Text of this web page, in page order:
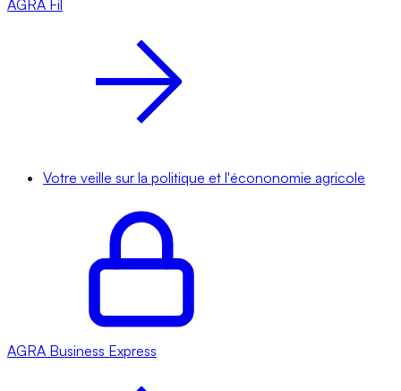
AGRA Fil
Votre veille sur la politique et l'écononomie agricole
AGRA Business Express